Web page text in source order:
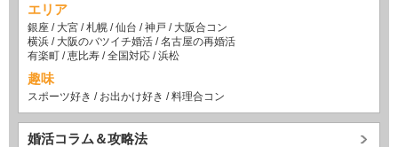
エリア
銀座 / 大宮 /札幌 /仙台 /神戸 / 大阪合コン
横浜 / 大阪のバツイチ婚活 /名古屋の再婚活
有楽町 /恵比寿 /全国対応 /浜松
趣味
スポーツ好き / お出かけ好き /料理合コン
婚活コラム＆攻略法